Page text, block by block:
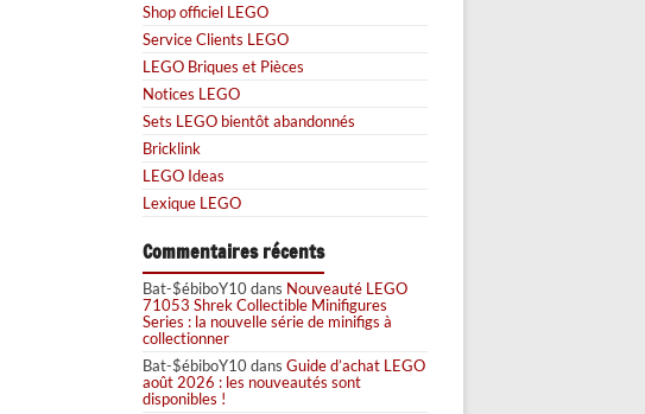
Shop officiel LEGO
Service Clients LEGO
LEGO Briques et Pièces
Notices LEGO
Sets LEGO bientôt abandonnés
Bricklink
LEGO Ideas
Lexique LEGO
Commentaires récents
Bat-$ébiboY10dans Nouveauté LEGO
71053 Shrek Collectible Minifigures
Series : la nouvelle série de minifigs à
collectionner
Bat-$ébiboY10dans Guide d’achat LEGO
août 2026 : les nouveautés sont
disponibles !